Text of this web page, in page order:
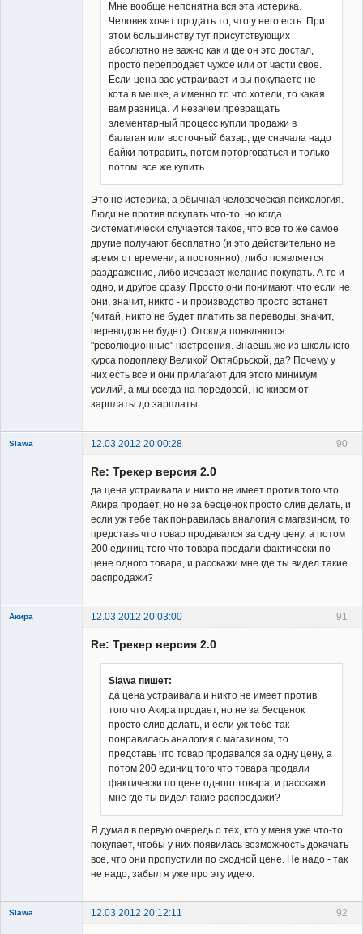
Мне вообще непонятна вся эта истерика.
Человек хочет продать то, что у него есть. При
этом большинству тут присутствующих
абсолютно не важно как и где он это достал,
просто перепродает чужое или от части свое.
Если цена вас устраивает и вы покупаете не
кота в мешке, а именно то что хотели, то какая
вам разница. И незачем превращать
элементарный процесс купли продажи в
балаган или восточный базар, где сначала надо
байки потравить, потом поторговаться и только
потом все же купить.
Это не истерика, а обычная человеческая психология.
Люди не против покупать что-то, но когда
систематически случается такое, что все то же самое
другие получают бесплатно (и это действительно не
время от времени, а постоянно), либо появляется
раздражение, либо исчезает желание покупать. А то и
одно, и другое сразу. Просто они понимают, что если не
они, значит, никто - и производство просто встанет
(читай, никто не будет платить за переводы, значит,
переводов не будет). Отсюда появляются
"революционные" настроения. Знаешь же из школьного
курса подоплеку Великой Октябрьской, да? Почему у
них есть все и они прилагают для этого минимум
усилий, а мы всегда на передовой, но живем от
зарплаты до зарплаты.
90
Slawa
12.03.2012 20:00:28
Re: Трекер версия 2.0
да цена устраивала и никто не имеет против того что
Акира продает, но не за бесценок просто слив делать, и
если уж тебе так понравилась аналогия с магазином, то
представь что товар продавался за одну цену, а потом
200 единиц того что товара продали фактически по
цене одного товара, и расскажи мне где ты видел такие
распродажи?
91
Акира 12.03.2012 20:03:00
Re: Трекер версия 2.0
Slawa пишет:
да цена устраивала и никто не имеет против
того что Акира продает, но не за бесценок
просто слив делать, и если уж тебе так
понравилась аналогия с магазином, то
представь что товар продавался за одну цену, а
потом 200 единиц того что товара продали
фактически по цене одного товара, и расскажи
мне где ты видел такие распродажи?
Я думал в первую очередь о тех, кто у меня уже что-то
покупает, чтобы у них появилась возможность докачать
все, что они пропустили по сходной цене. Не надо - так
не надо, забыл я уже про эту идею.
92
Slawa
12.03.2012 20:12:11